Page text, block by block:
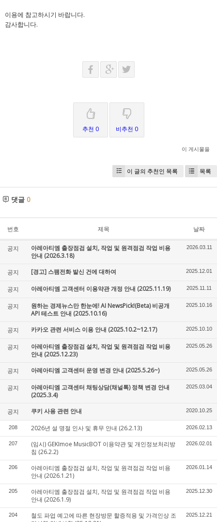
이용에 참고하시기 바랍니다.
감사합니다.
추천 0 비추천 0
이 게시물을
이 글의 추천인 목록 목록
댓글 0
번호 제목 날짜
공지
아레아티엠 출장점검 설치, 작업 및 원격점검 작업 비용
안내 (2026.3.18)
2026.03.11
공지 [경고] 스팸전화 발신 건에 대하여 2025.12.01
공지 아레아티엠 고객센터 이용약관 개정 안내 (2025.11.19) 2025.11.11
공지
원하는 경제뉴스만 한눈에! AI NewsPick!(Beta) 비공개
API 테스트 안내 (2025.10.16)
2025.10.16
공지 카카오 관련 서비스 이용 안내 (2025.10.2~12.17) 2025.10.10
공지
아레아티엠 출장점검 설치, 작업 및 원격점검 작업 비용
안내 (2025.12.23)
2025.05.26
공지 아레아티엠 고객센터 운영 변경 안내 (2025.5.26~) 2025.05.26
공지
아레아티엠 고객센터 채팅상담(채널톡) 정책 변경 안내
(2025.3.4)
2025.03.04
공지 쿠키 사용 관련 안내 2020.10.25
208 2026년 설 명절 인사 및 휴무 안내 (26.2.13) 2026.02.13
207
(임시) GEKImoe MusicBOT 이용약관 및 개인정보처리방
침 (26.2.2)
2026.02.01
206
아레아티엠 출장점검 설치, 작업 및 원격점검 작업 비용
안내 (2026.1.21)
2026.01.14
205
아레아티엠 출장점검 설치, 작업 및 원격점검 작업 비용
안내 (2026.1.9)
2025.12.30
204
철도 파업 예고에 따른 현장방문 할증적용 및 가격인상 조
2025.12.21